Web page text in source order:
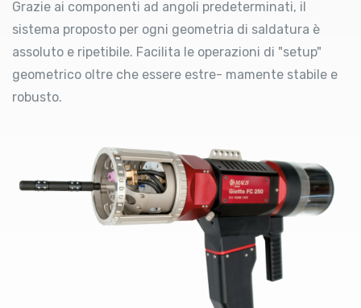
Grazie ai componenti ad angoli predeterminati, il
sistema proposto per ogni geometria di saldatura è
assoluto e ripetibile. Facilita le operazioni di "setup"
geometrico oltre che essere estre- mamente stabile e
robusto.